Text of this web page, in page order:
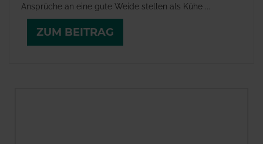
Ansprüche an eine gute Weide stellen als Kühe ...
ZUM BEITRAG